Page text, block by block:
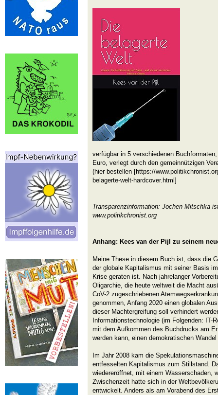
verfügbar in 5 verschiedenen
Euro, verlegt durch den gemeinnützigen
(hier bestellen [https://
belagerte-welt-hardcover.html]
Transparenzinformation: Jochen Mitschka
www.politikchronist.org
Anhang: Kees van der Pijl zu seinem
Meine These in diesem Buch ist, dass die
der globale Kapitalismus mit seiner Basis
Krise geraten ist. Nach jahrelanger
Oligarchie, die heute weltweit die Macht
CoV-2 zugeschriebenen
genommen, Anfang 2020 einen globalen
dieser Machtergreifung soll verhindert
Informationstechnologie (im Folgenden: IT-
mit dem Aufkommen des Buchdrucks am
werden kann, einen demokratischen
Im Jahr 2008 kam die
entfesselten Kapitalismus zum Stillstand.
wiedereröffnet, mit einem Wasserschaden,
Zwischenzeit hatte sich in der
entwickelt. Anders als am Vorabend des